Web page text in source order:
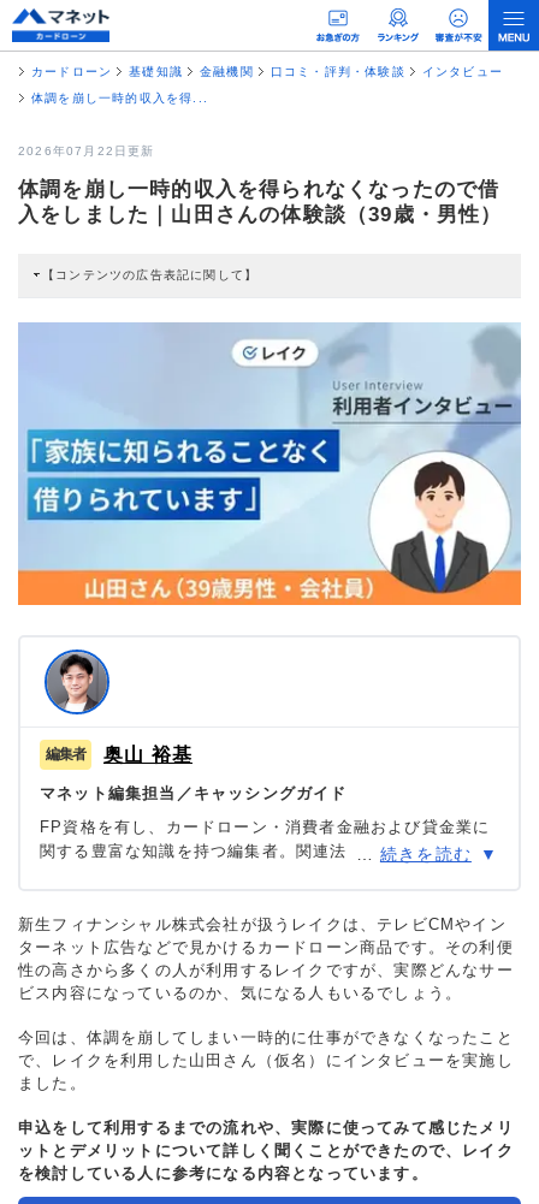
カードローン 基礎知識 金融機関 口コミ・評判・体験談
インタビュー
体調を崩し一時的収入を得...
2026年07月22日更新
体調を崩し一時的収入を得られなくなったので借
入をしました｜山田さんの体験談（39歳・男性）
【コンテンツの広告表記に関して】
すると弊社に対して企業から紹介報酬が支払われるという収益モデルです。 た
だし、特定の商品を根拠なくPRするものではなく、当編集部の調査／ユーザー
への口コミ収集などに基づき、公平性を担保した情報提供を行っています。
奥山 裕基
マネット編集担当／キャッシングガイド
FP資格を有し、カードローン・消費者金融および貸金業に
関する豊富な知識を持つ編集者。関連法規（貸金業法・金
もとにリアルな情報収集を怠らず、自身も当サイトにおい
て1,000本を超える記事を執筆。生活に欠かせない「お金」
だからこそ最適な意思決定を支援したいという理念のもと
に情報発信を行っている。
続きを読む
新生フィナンシャル株式会社が扱うレイクは、テレビCMやイン
ターネット広告などで見かけるカードローン商品です。その利便
性の高さから多くの人が利用するレイクですが、実際どんなサー
ビス内容になっているのか、気になる人もいるでしょう。
今回は、体調を崩してしまい一時的に仕事ができなくなったこと
で、レイクを利用した山田さん（仮名）にインタビューを実施し
ました。
申込をして利用するまでの流れや、実際に使ってみて感じたメリ
ットとデメリットについて詳しく聞くことができたので、レイク
を検討している人に参考になる内容となっています。